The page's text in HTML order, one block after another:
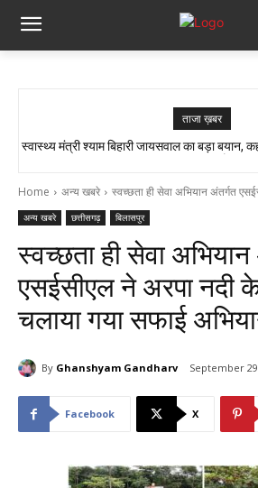
ताजा ख़बर
सांप ने काटा तो उसे गले में डाल लिया, फिर 14 KM
स्वास्थ्य मंत्री श्याम बिहारी जायसवाल का बड़ा बयान,
Home अन्य खबरे स्वच्छता ही सेवा अभियान अंतर्गत
अन्य खबरे छत्तीसगढ़ बिलासपुर
स्वच्छता ही सेवा
एसईसीएल ने अरपा नदी
चलाया गया सफाई
By Ghanshyam Gandharv September
Facebook X